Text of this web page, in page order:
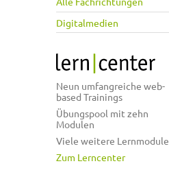
Digitalmedien
Neun umfangreiche web-
based Trainings
Übungspool mit zehn
Modulen
Viele weitere Lernmodule
Zum Lerncenter